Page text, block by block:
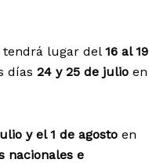
tendrá lugar del 16 al 19
días 24 y 25 de julio en
y el 1 de agosto en
nacionales e